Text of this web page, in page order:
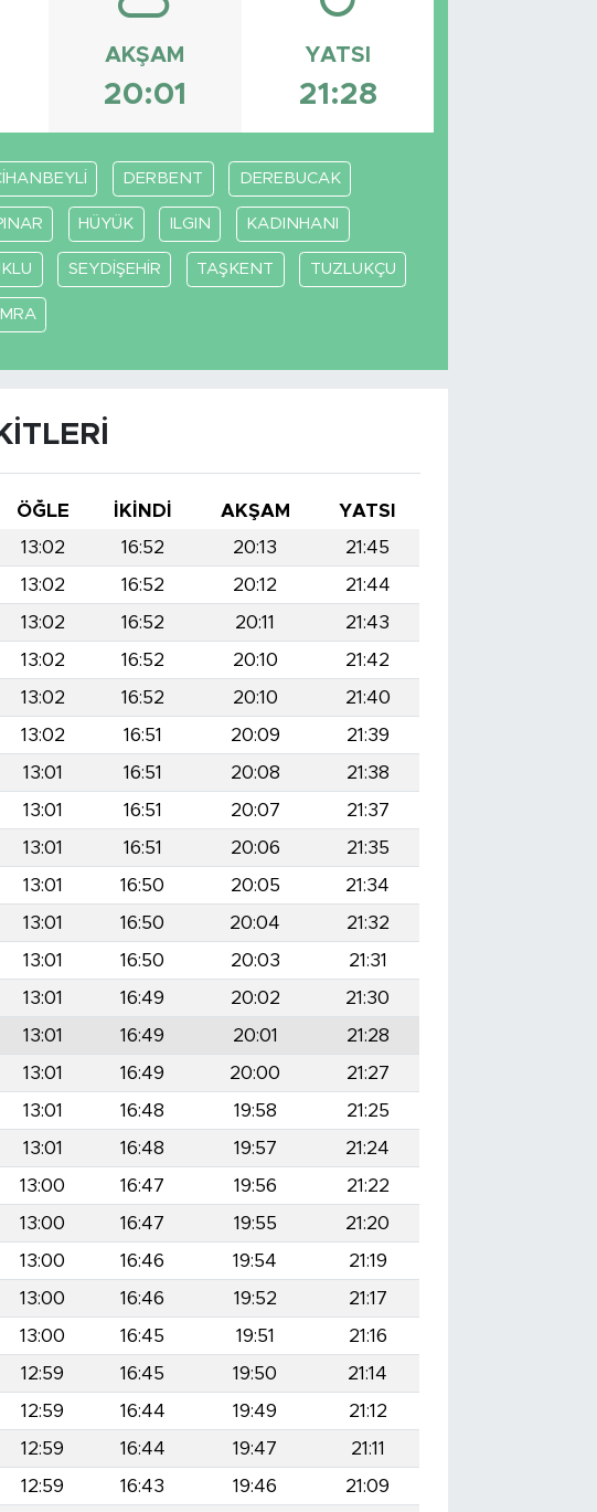
AKŞAM
20:01
YATSI
21:28
DERBENT DEREBUCAK
HÜYÜK ILGIN KADINHANI
SEYDİŞEHİR TAŞKENT TUZLUKÇU
ÖĞLE İKINDI AKŞAM
YATSI
13:02 16:52 20:13
21:45
13:02 16:52 20:12
21:44
13:02 16:52 20:11
21:43
13:02 16:52 20:10
21:42
13:02 16:52 20:10
21:40
13:02 16:51 20:09
21:39
13:01 16:51 20:08
21:38
13:01 16:51 20:07
21:37
13:01 16:51 20:06
21:35
13:01 16:50 20:05
21:34
13:01 16:50 20:04
21:32
13:01 16:50 20:03
21:31
13:01 16:49 20:02
21:30
13:01 16:49 20:01
21:28
13:01 16:49 20:00
21:27
13:01 16:48 19:58
21:25
13:01 16:48 19:57
21:24
13:00 16:47 19:56
21:22
13:00 16:47 19:55
21:20
13:00 16:46 19:54
21:19
13:00 16:46 19:52
21:17
13:00 16:45 19:51
21:16
12:59 16:45 19:50
21:14
12:59 16:44 19:49
21:12
12:59 16:44 19:47
21:11
12:59 16:43 19:46
21:09